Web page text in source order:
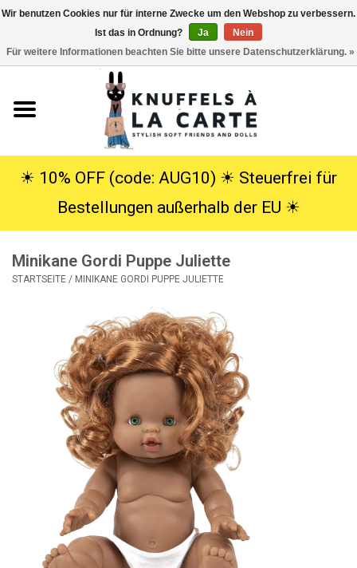
Kuscheltiere
SALE
Lookbooks
☀︎ 10% OFF (code: AUG10) ☀︎ Steuerfrei für
Bestellungen außerhalb der EU ☀︎
Minikane Gordi Puppe Juliette
STARTSEITE / MINIKANE GORDI PUPPE JULIETTE
Wir benutzen Cookies nur für interne Zwecke um den Webshop zu verbessern.
Ist das in Ordnung?
Ja
Nein
Für weitere Informationen beachten Sie bitte unsere Datenschutzerklärung. »